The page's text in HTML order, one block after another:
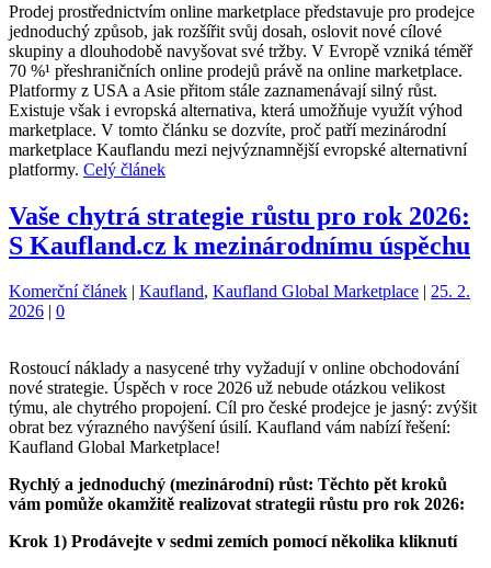
Prodej prostřednictvím online marketplace představuje pro prodejce
jednoduchý způsob, jak rozšířit svůj dosah, oslovit nové cílové
skupiny a dlouhodobě navyšovat své tržby. V Evropě vzniká téměř
70 %¹ přeshraničních online prodejů právě na online marketplace.
Platformy z USA a Asie přitom stále zaznamenávají silný růst.
Existuje však i evropská alternativa, která umožňuje využít výhod
marketplace. V tomto článku se dozvíte, proč patří mezinárodní
marketplace Kauflandu mezi nejvýznamnější evropské alternativní
platformy. Celý článek
Vaše chytrá strategie růstu pro rok 2026:
S Kaufland.cz k mezinárodnímu úspěchu
Kategorie:
Komerční článek | Štítky:
Kaufland, Kaufland Global Marketplace | 25. 2.
2026 | 0
Rostoucí náklady a nasycené trhy vyžadují v online obchodování
nové strategie. Úspěch v roce 2026 už nebude otázkou velikost
týmu, ale chytrého propojení. Cíl pro české prodejce je jasný: zvýšit
obrat bez výrazného navýšení úsilí. Kaufland vám nabízí řešení:
Kaufland Global Marketplace!
Rychlý a jednoduchý (mezinárodní) růst: Těchto pět kroků
vám pomůže okamžitě realizovat strategii růstu pro rok 2026:
Krok 1) Prodávejte v sedmi zemích pomocí několika kliknutí